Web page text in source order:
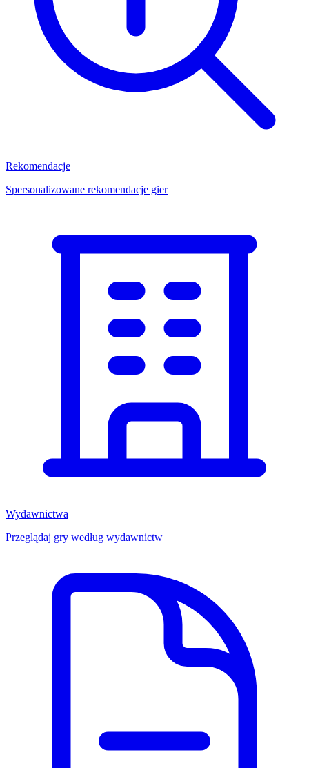
Rekomendacje
Spersonalizowane rekomendacje gier
Wydawnictwa
Przeglądaj gry według wydawnictw